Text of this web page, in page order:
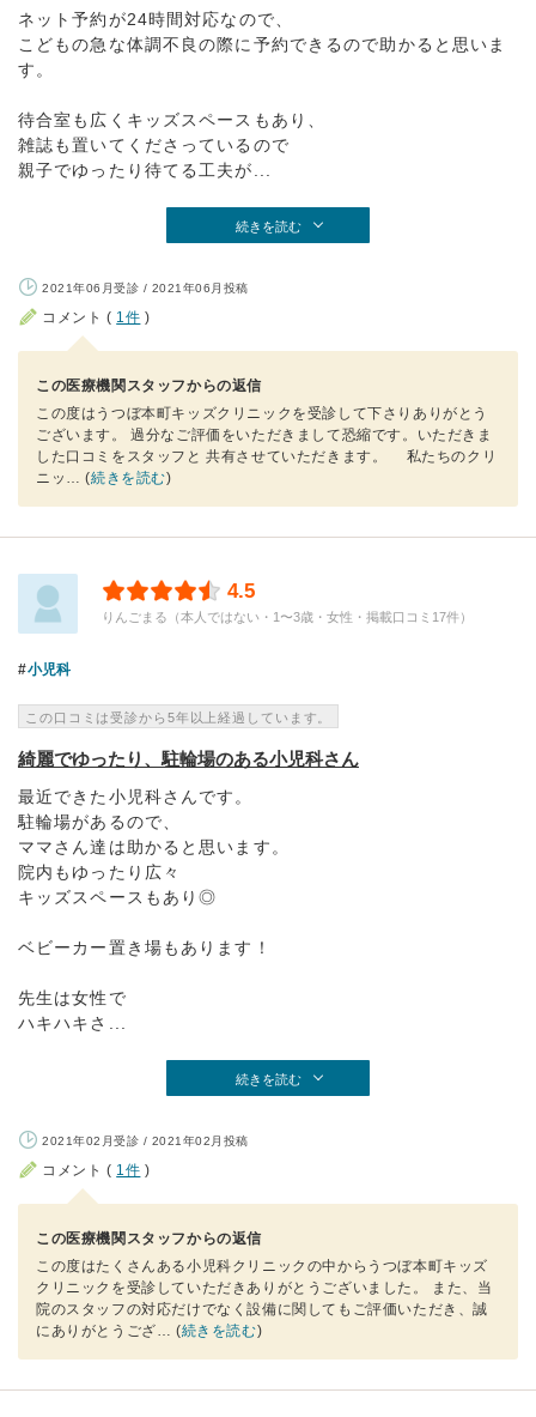
ネット予約が24時間対応なので、
こどもの急な体調不良の際に予約できるので助かると思いま
す。
待合室も広くキッズスペースもあり、
雑誌も置いてくださっているので
親子でゆったり待てる工夫が...
続きを読む
2021年06月受診 / 2021年06月投稿
コメント ( 1件 )
この医療機関スタッフからの返信
この度はうつぼ本町キッズクリニックを受診して下さりありがとう
ございます。 過分なご評価をいただきまして恐縮です。いただきま
した口コミをスタッフと 共有させていただきます。 私たちのクリ
ニッ … (続きを読む)
4.5
りんごまる（本人ではない・1〜3歳・女性・掲載口コミ17件）
小児科
この口コミは受診から5年以上経過しています。
綺麗でゆったり、駐輪場のある小児科さん
最近できた小児科さんです。
駐輪場があるので、
ママさん達は助かると思います。
院内もゆったり広々
キッズスペースもあり◎
ベビーカー置き場もあります！
先生は女性で
ハキハキさ...
続きを読む
2021年02月受診 / 2021年02月投稿
コメント ( 1件 )
この医療機関スタッフからの返信
この度はたくさんある小児科クリニックの中からうつぼ本町キッズ
クリニックを受診していただきありがとうございました。 また、当
院のスタッフの対応だけでなく設備に関してもご評価いただき、誠
にありがとうござ… (続きを読む)